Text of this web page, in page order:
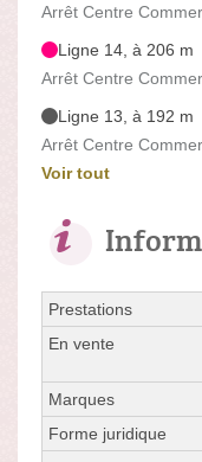
Arrêt Centre
Ligne 14, à 206 m
Arrêt Centre
Ligne 13, à 192 m
Arrêt Centre
Voir tout
Prestations
En vente
Marques
Forme juridique